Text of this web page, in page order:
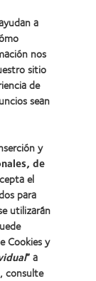
a
nos
sitio
de
sean
y
de
el
para
utilizarán
Cookies y
” a
consulte